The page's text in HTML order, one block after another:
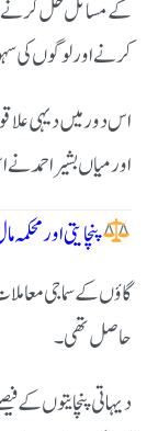
کے مسائل حل کرنے،
کرنے اور لوگوں کی
اس دور میں دیہی
اور میاں بشیر احمد
پنچایتی اور
گاؤں کے سماجی
حاصل تھی۔
دیہاتی پنچایتوں کے